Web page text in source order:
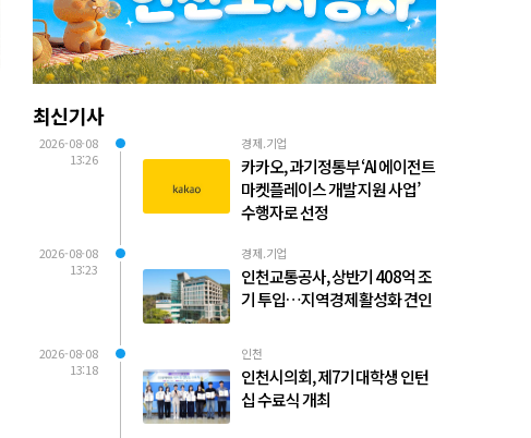
최신기사
2026-08-08
13:26
경제.기업
카카오, 과기정통부 ‘AI 에이전트
마켓플레이스 개발 지원 사업’
수행자로 선정
2026-08-08
13:23
경제.기업
인천교통공사, 상반기 408억 조
기 투입…지역경제 활성화 견인
2026-08-08
13:18
인천
인천시의회, 제7기 대학생 인턴
십 수료식 개최